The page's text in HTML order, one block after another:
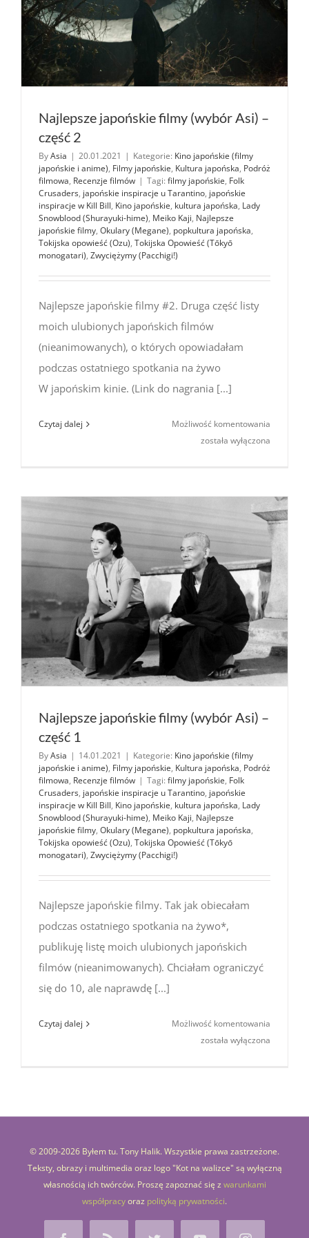
Najlepsze japońskie filmy (wybór Asi) –
część 2
ByAsia | 20.01.2021 | Kategorie: Kino japońskie (filmy
japońskie i anime), Filmy japońskie, Kultura japońska, Podróż
filmowa, Recenzje filmów | Tagi: filmy japońskie, Folk
Crusaders, japońskie inspiracje u Tarantino, japońskie
inspiracje w Kill Bill, Kino japońskie, kultura japońska, Lady
Snowblood (Shurayuki-hime), Meiko Kaji, Najlepsze
japońskie filmy, Okulary (Megane), popkultura japońska,
Tokijska opowieść (Ozu), Tokijska Opowieść (Tōkyō
monogatari), Zwyciężymy (Pacchigi!)
Najlepsze japońskie filmy #2. Druga część listy
moich ulubionych japońskich filmów
(nieanimowanych), o których opowiadałam
podczas ostatniego spotkania na żywo
W japońskim kinie. (Link do nagrania [...]
Czytaj dalej Możliwość komentowania
część
2
została wyłączona
Najlepsze japońskie filmy (wybór Asi) –
część 1
ByAsia | 14.01.2021 | Kategorie: Kino japońskie (filmy
japońskie i anime), Filmy japońskie, Kultura japońska, Podróż
filmowa, Recenzje filmów | Tagi: filmy japońskie, Folk
Crusaders, japońskie inspiracje u Tarantino, japońskie
inspiracje w Kill Bill, Kino japońskie, kultura japońska, Lady
Snowblood (Shurayuki-hime), Meiko Kaji, Najlepsze
japońskie filmy, Okulary (Megane), popkultura japońska,
Tokijska opowieść (Ozu), Tokijska Opowieść (Tōkyō
monogatari), Zwyciężymy (Pacchigi!)
Najlepsze japońskie filmy. Tak jak obiecałam
podczas ostatniego spotkania na żywo*,
publikuję listę moich ulubionych japońskich
filmów (nieanimowanych). Chciałam ograniczyć
się do 10, ale naprawdę [...]
Czytaj dalej Możliwość komentowania
została wyłączona
© 2009-2026 Byłem tu. Tony Halik. Wszystkie prawa zastrzeżone.
Teksty, obrazy i multimedia oraz logo "Kot na walizce" są wyłączną
własnością ich twórców. Proszę zapoznać się z warunkami
współpracyoraz polityką prywatności.